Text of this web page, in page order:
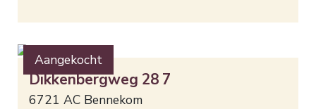
Aangekocht
Dikkenbergweg 28 7
6721 AC Bennekom